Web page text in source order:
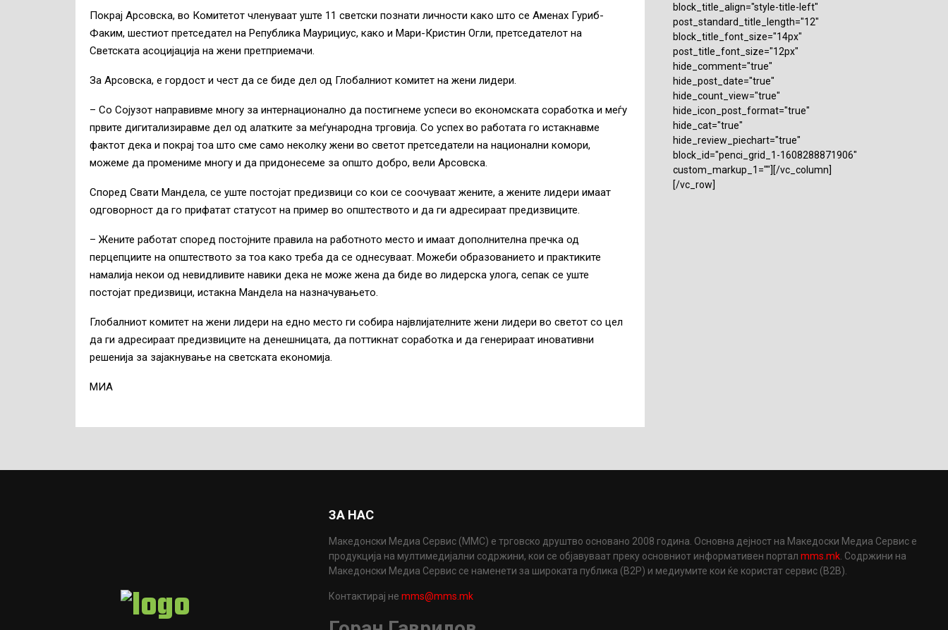
Покрај Арсовска, во Комитетот членуваат уште 11 светски познати личности како што се Аменах Гуриб-
Факим, шестиот претседател на Република Маурициус, како и Мари-Кристин Огли, претседателот на
Светската асоцијација на жени претприемачи.
За Арсовска, е гордост и чест да се биде дел од Глобалниот комитет на жени лидери.
– Со Сојузот направивме многу за интернационално да постигнеме успеси во економската соработка и меѓу
првите дигитализиравме дел од алатките за меѓународна трговија. Со успех во работата го истакнавме
фактот дека и покрај тоа што сме само неколку жени во светот претседатели на национални комори,
можеме да промениме многу и да придонесеме за општо добро, вели Арсовска.
Според Свати Мандела, се уште постојат предизвици со кои се соочуваат жените, а жените лидери имаат
одговорност да го прифатат статусот на пример во општеството и да ги адресираат предизвиците.
– Жените работат според постојните правила на работното место и имаат дополнителна пречка од
перцепциите на општеството за тоа како треба да се однесуваат. Можеби образованието и практиките
намалија некои од невидливите навики дека не може жена да биде во лидерска улога, сепак се уште
постојат предизвици, истакна Мандела на назначувањето.
Глобалниот комитет на жени лидери на едно место ги собира највлијателните жени лидери во светот со цел
да ги адресираат предизвиците на денешницата, да поттикнат соработка и да генерираат иновативни
решенија за зајакнување на светската економија.
MИА
block_title_align="style-title-left"
post_standard_title_length="12"
block_title_font_size="14px"
post_title_font_size="12px"
hide_comment="true"
hide_post_date="true"
hide_count_view="true"
hide_icon_post_format="true"
hide_cat="true"
hide_review_piechart="true"
block_id="penci_grid_1-1608288871906"
custom_markup_1=""][/vc_column]
[/vc_row]
ЗА НАС
Македонски Медиа Сервис (ММС) е трговско друштво основано 2008 година. Основна дејност на Македоски Медиа Сервис е
продукција на мултимедијални содржини, кои се објавуваат преку основниот информативен порталmms.mk. Содржини на
Македонски Медиа Сервис се наменети за широката публика (B2P) и медиумите кои ќе користат сервис (B2B).
Контактирај неmms@mms.mk